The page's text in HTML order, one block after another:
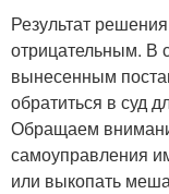
Результат
отрицательным. В
вынесенным
обратиться в суд
Обращаем
самоуправления
или выкопать